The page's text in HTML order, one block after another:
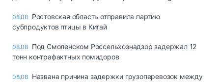
08.08 Ростовская область отправила партию
субпродуктов птицы в Китай
08.08 Под Смоленском Россельхознадзор задержал 12
тонн контрафактных помидоров
08.08 Названа причина задержки грузоперевозок между